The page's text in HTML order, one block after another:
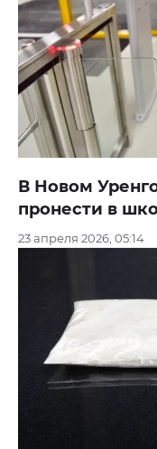
В Новом
пронести в
23 апреля 2026, 05:14